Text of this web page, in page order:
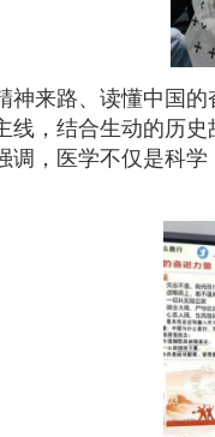
神来路、读懂中国
线，结合生动的历
调，医学不仅是科